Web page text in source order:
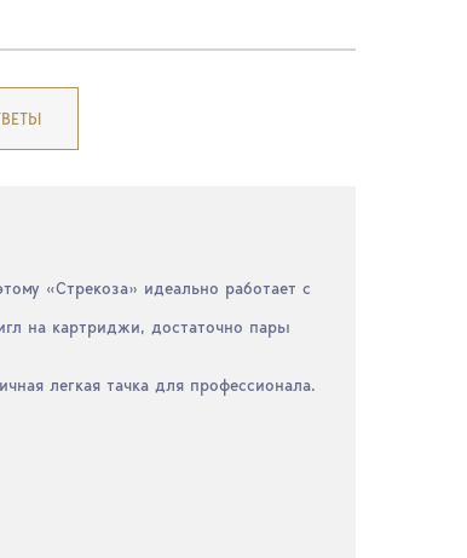
«Стрекоза» идеально работает с
на картриджи, достаточно пары
легкая тачка для профессионала.